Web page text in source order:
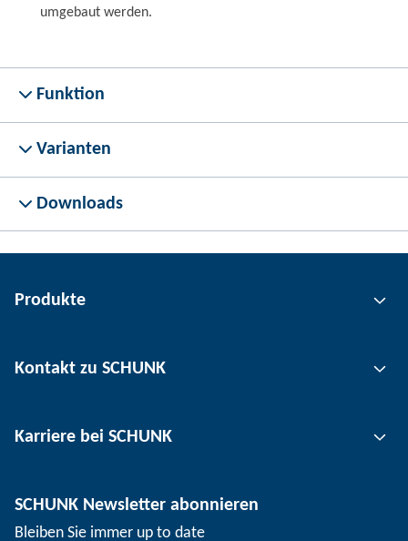
umgebaut werden.
Funktion
Varianten
Downloads
Produkte
Automatisierungstechnik
Werkstückspanntechnik
Kontakt zu SCHUNK
Standorte
Veranstaltungen
Karriere bei SCHUNK
Arbeiten bei SCHUNK
SCHUNK Newsletter abonnieren
Bleiben Sie immer up to date